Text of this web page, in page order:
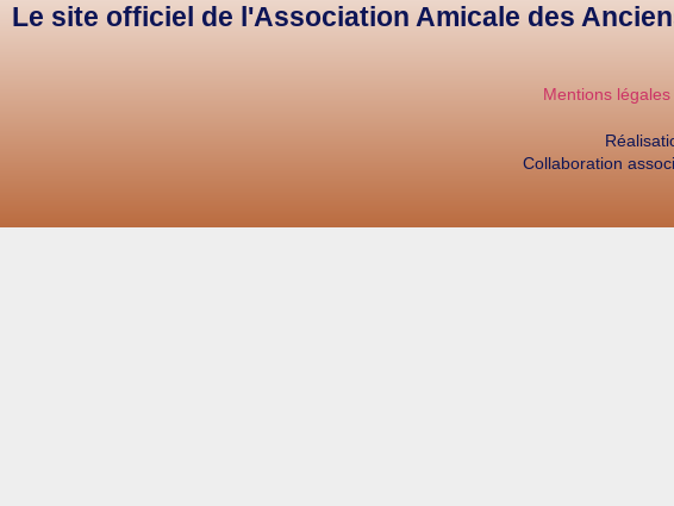
Le site officiel de l'Association Amicale des
Mentions légales
Collaboration